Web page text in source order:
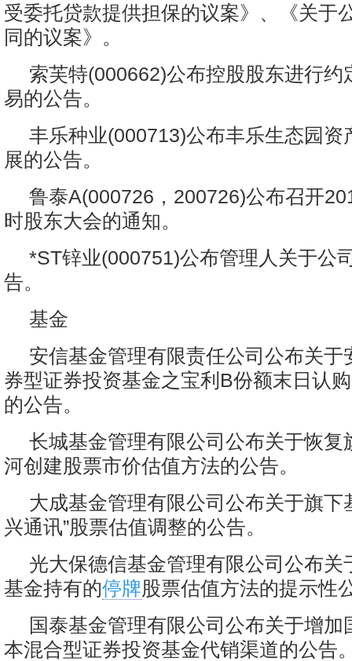
受委托贷款提供担保的议案》、《关于
同的议案》。
索芙特(000662)公布控股股东进行约
易的公告。
丰乐种业(000713)公布丰乐生态园资
展的公告。
鲁泰A(000726，200726)公布召开
时股东大会的通知。
*ST锌业(000751)公布管理人关于公
告。
基金
安信基金管理有限责任公司公布关于
券型证券投资基金之宝利B份额末日认
的公告。
长城基金管理有限公司公布关于恢复
河创建股票市价估值方法的公告。
大成基金管理有限公司公布关于旗下
兴通讯”股票估值调整的公告。
光大保德信基金管理有限公司公布关
基金持有的停牌股票估值方法的提示性
国泰基金管理有限公司公布关于增加
本混合型证券投资基金代销渠道的公告